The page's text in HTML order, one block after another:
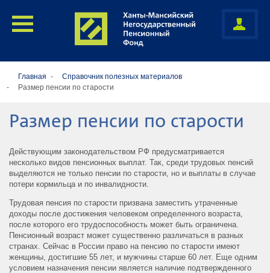
Главная
Cправочник полезных материалов
Размер пенсии по старости
Размер пенсии по старости
Действующим законодательством РФ предусматривается
несколько видов пенсионных выплат. Так, среди трудовых пенсий
выделяются не только пенсии по старости, но и выплаты в случае
потери кормильца и по инвалидности.
Трудовая пенсия по старости призвана заместить утраченные
доходы после достижения человеком определенного возраста,
после которого его трудоспособность может быть ограничена.
Пенсионный возраст может существенно различаться в разных
странах. Сейчас в России право на пенсию по старости имеют
женщины, достигшие 55 лет, и мужчины старше 60 лет. Еще одним
условием назначения пенсии является наличие подтвержденного